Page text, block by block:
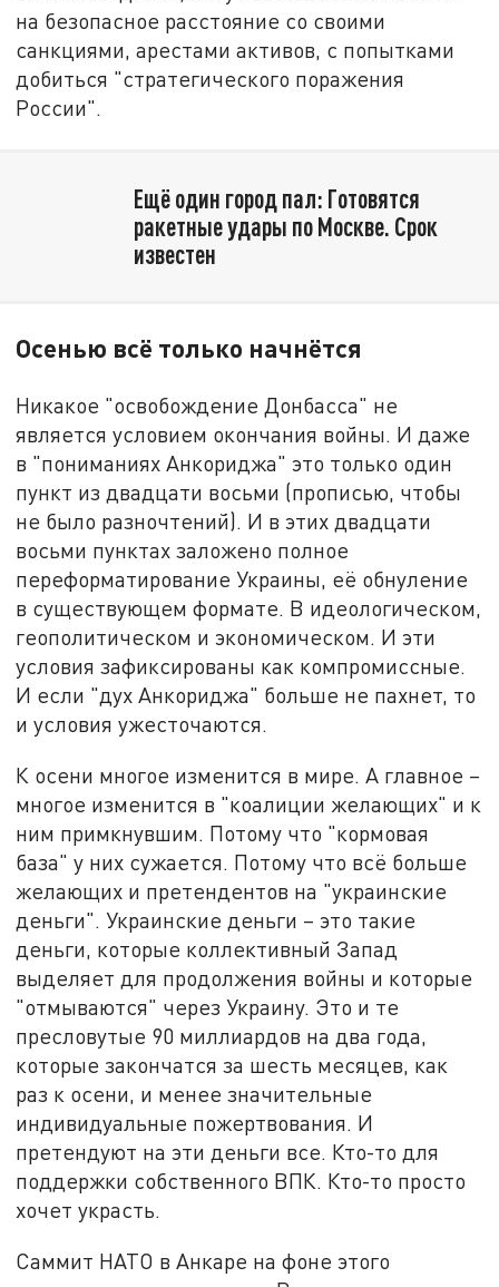
на безопасное расстояние со своими
санкциями, арестами активов, с попытками
добиться "стратегического поражения
России".
Ещё один город пал: Готовятся
ракетные удары по Москве. Срок
известен
Осенью всё только начнётся
Никакое "освобождение Донбасса" не
является условием окончания войны. И даже
в "пониманиях Анкориджа" это только один
пункт из двадцати восьми (прописью, чтобы
не было разночтений). И в этих двадцати
восьми пунктах заложено полное
переформатирование Украины, её обнуление
в существующем формате. В идеологическом,
геополитическом и экономическом. И эти
условия зафиксированы как компромиссные.
И если "дух Анкориджа" больше не пахнет, то
и условия ужесточаются.
К осени многое изменится в мире. А главное –
многое изменится в "коалиции желающих" и к
ним примкнувшим. Потому что "кормовая
база" у них сужается. Потому что всё больше
желающих и претендентов на "украинские
деньги". Украинские деньги – это такие
деньги, которые коллективный Запад
выделяет для продолжения войны и которые
"отмываются" через Украину. Это и те
пресловутые 90 миллиардов на два года,
которые закончатся за шесть месяцев, как
раз к осени, и менее значительные
индивидуальные пожертвования. И
претендуют на эти деньги все. Кто-то для
поддержки собственного ВПК. Кто-то просто
хочет украсть.
Саммит НАТО в Анкаре на фоне этого